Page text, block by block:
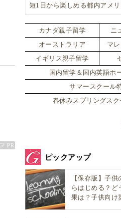
短1日から楽しめる都内アメ
リア内「アメリカ英語留学」
イ体験」プログラム！
カナダ親子留学
ニ
オーストラリア
マ
イギリス親子留学
国内留学＆国内英語ホ
サマースクール
春休みスプリングス
ピックアップ
【保存版】子
らはじめる？ど
果は？子供向け